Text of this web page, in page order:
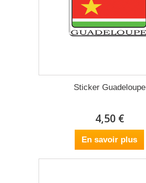
Sticker Guadeloupe
4,50 €
En savoir plus